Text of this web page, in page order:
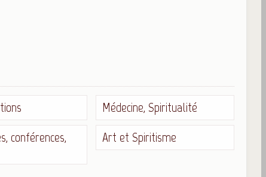
Médecine, Spiritualité
conférences,
Art et Spiritisme